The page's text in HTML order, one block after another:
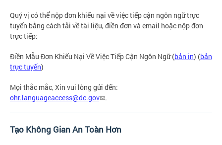
Quý vị có thể nộp đơn khiếu nại về việc tiếp cận ngôn ngữ trực
tuyến bằng cách tải về tài liệu, điền đơn và email hoặc nộp đơn
trực tiếp:
Điền Mẫu Đơn Khiếu Nại Về Việc Tiếp Cận Ngôn Ngữ (bản in) (bản
trực tuyến)
Mọi thắc mắc, Xin vui lòng gửi đến:
ohr.languageaccess@dc.gov
.
Tạo Không Gian An Toàn Hơn